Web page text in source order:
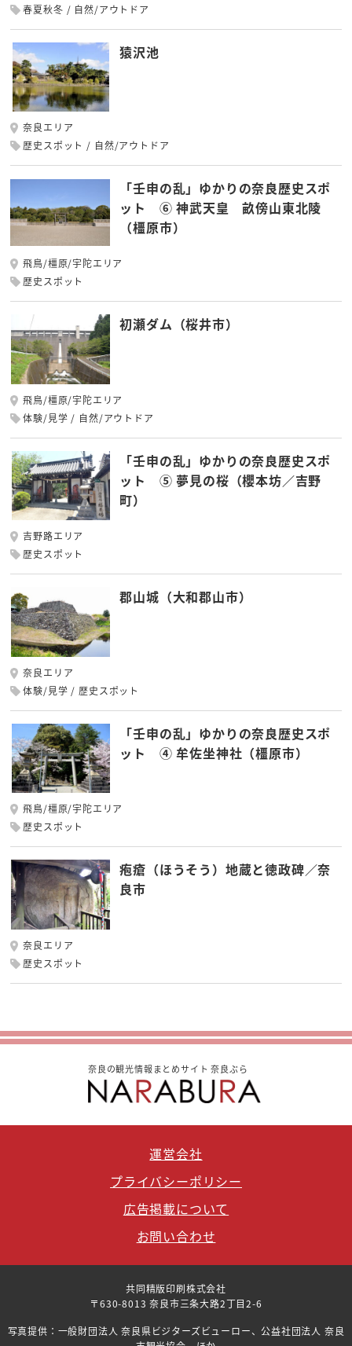
春夏秋冬
自然/アウトドア
猿沢池
奈良エリア
歴史スポット
自然/アウトドア
「壬申の乱」ゆかりの奈良歴史スポ
ット ⑥ 神武天皇 畝傍山東北陵
（橿原市）
飛鳥/橿原/宇陀エリア
歴史スポット
初瀬ダム（桜井市）
飛鳥/橿原/宇陀エリア
体験/見学
自然/アウトドア
「壬申の乱」ゆかりの奈良歴史スポ
ット ⑤ 夢見の桜（櫻本坊／吉野
町）
吉野路エリア
歴史スポット
郡山城（大和郡山市）
奈良エリア
体験/見学
歴史スポット
「壬申の乱」ゆかりの奈良歴史スポ
ット ④ 牟佐坐神社（橿原市）
飛鳥/橿原/宇陀エリア
歴史スポット
疱瘡（ほうそう）地蔵と徳政碑／奈
良市
奈良エリア
歴史スポット
奈良の観光情報まとめサイト 奈良ぶら
運営会社
プライバシーポリシー
広告掲載について
お問い合わせ
共同精版印刷株式会社
〒630-8013 奈良市三条大路2丁目2-6
写真提供：一般財団法人 奈良県ビジターズビューロー、公益社団法人 奈良